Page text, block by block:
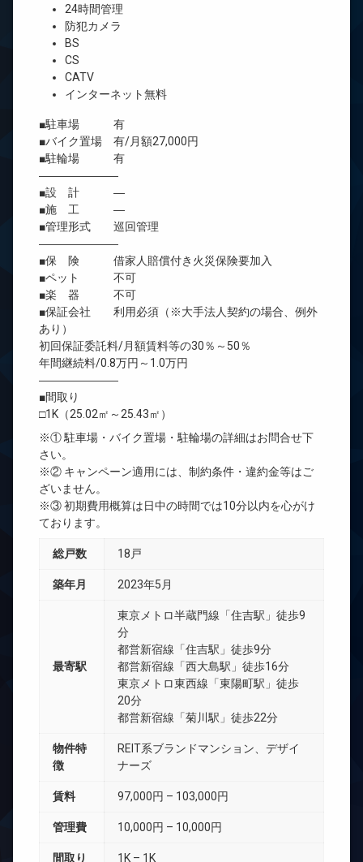
24時間管理
防犯カメラ
BS
CS
CATV
インターネット無料
■駐車場 有
■バイク置場 有/月額27,000円
■駐輪場 有
―――――――
■設 計 ―
■施 工 ―
■管理形式 巡回管理
―――――――
■保 険 借家人賠償付き火災保険要加入
■ペット 不可
■楽 器 不可
■保証会社 利用必須（※大手法人契約の場合、例外
あり）
初回保証委託料/月額賃料等の30％～50％
年間継続料/0.8万円～1.0万円
―――――――
■間取り
□1K（25.02㎡～25.43㎡）
※① 駐車場・バイク置場・駐輪場の詳細はお問合せ下
さい。
※② キャンペーン適用には、制約条件・違約金等はご
ざいません。
※③ 初期費用概算は日中の時間では10分以内を心がけ
ております。
総戸数 18戸
築年月 2023年5月
最寄駅
東京メトロ半蔵門線「住吉駅」徒歩9
分
都営新宿線「住吉駅」徒歩9分
都営新宿線「西大島駅」徒歩16分
東京メトロ東西線「東陽町駅」徒歩
20分
都営新宿線「菊川駅」徒歩22分
物件特
徴
REIT系ブランドマンション、デザイ
ナーズ
賃料 97,000円 – 103,000円
管理費 10,000円 – 10,000円
間取り 1K – 1K